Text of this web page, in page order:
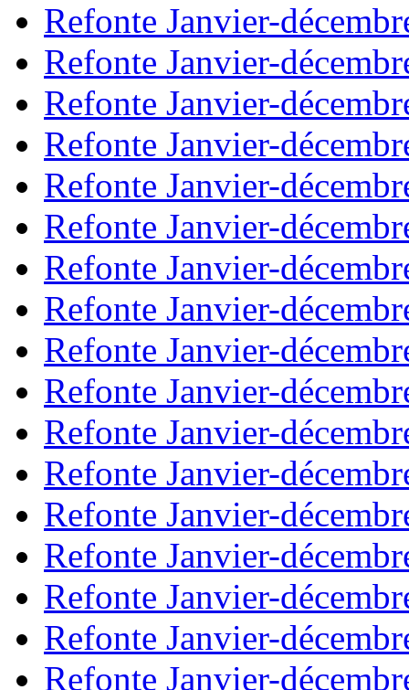
Refonte Janvier-
Refonte Janvier-
Refonte Janvier-
Refonte Janvier-
Refonte Janvier-
Refonte Janvier-
Refonte Janvier-
Refonte Janvier-
Refonte Janvier-
Refonte Janvier-
Refonte Janvier-
Refonte Janvier-
Refonte Janvier-
Refonte Janvier-
Refonte Janvier-
Refonte Janvier-
Refonte Janvier-